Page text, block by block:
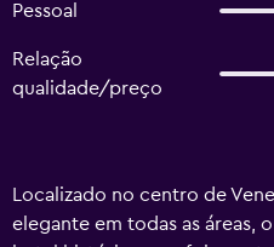
Pessoal
Relação
qualidade/preço
Localizado no centro de
elegante em todas as áreas,